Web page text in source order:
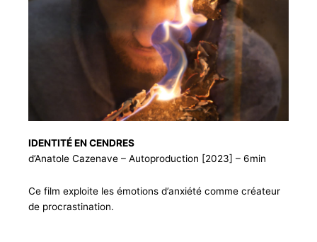
IDENTITÉ EN CENDRES
d’Anatole Cazenave – Autoproduction [2023] – 6min
Ce film exploite les émotions d’anxiété comme créateur
de procrastination.